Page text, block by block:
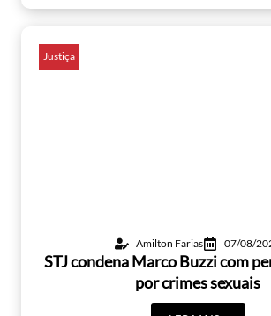
Justiça
Amilton Farias 07/08/
STJ condena Marco Buzzi com
por crimes sexuais